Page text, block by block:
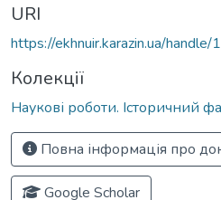
URI
https://ekhnuir.karazin.ua/
Колекції
Наукові роботи. Історичний
Повна інформація про
Google Scholar